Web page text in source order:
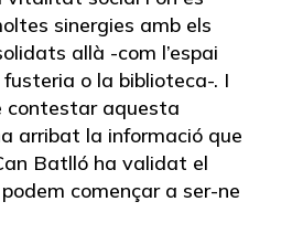
sinergies amb els
allà -com l’espai
fusteria o la biblioteca-. I
contestar aquesta
arribat la informació que
Batlló ha validat el
començar a ser-ne